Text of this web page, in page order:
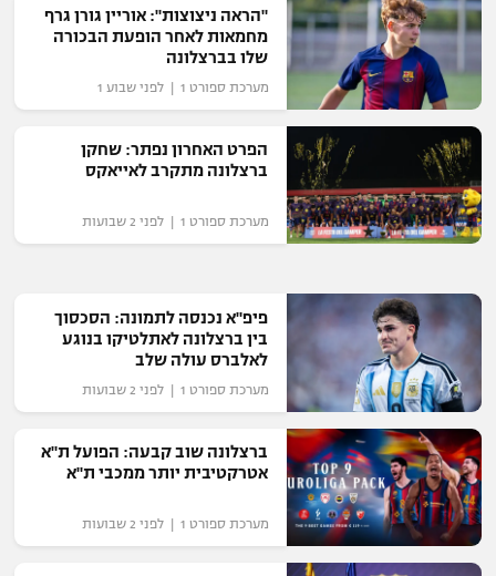
רשיון להקרנה פומבית לבית עסק
הצטרפות לחבילת הערוצים
לוח דרושים – ג'ובנט
תגיות
המגזין
"הראה ניצוצות": אוריין גורן גרף
מחמאות לאחר הופעת הבכורה
שלו בברצלונה
מערכת ספורט 1 | לפני שבוע 1
הפרט האחרון נפתר: שחקן
ברצלונה מתקרב לאייאקס
מערכת ספורט 1 | לפני 2 שבועות
פיפ"א נכנסה לתמונה: הסכסוך
בין ברצלונה לאתלטיקו בנוגע
לאלברס עולה שלב
מערכת ספורט 1 | לפני 2 שבועות
ברצלונה שוב קבעה: הפועל ת"א
אטרקטיבית יותר ממכבי ת"א
מערכת ספורט 1 | לפני 2 שבועות